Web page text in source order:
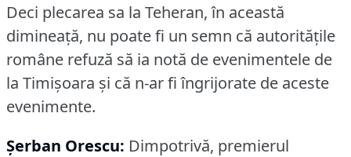
Deci plecarea sa la Teheran, în această
dimineaţă, nu poate fi un semn că autorităţile
române refuză să ia notă de evenimentele de
la Timişoara şi că n-ar fi îngrijorate de aceste
evenimente.
Şerban Orescu: Dimpotrivă, premierul